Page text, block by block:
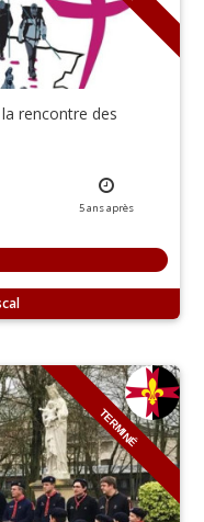
rencontre des
5ansaprès
TERMINÉ